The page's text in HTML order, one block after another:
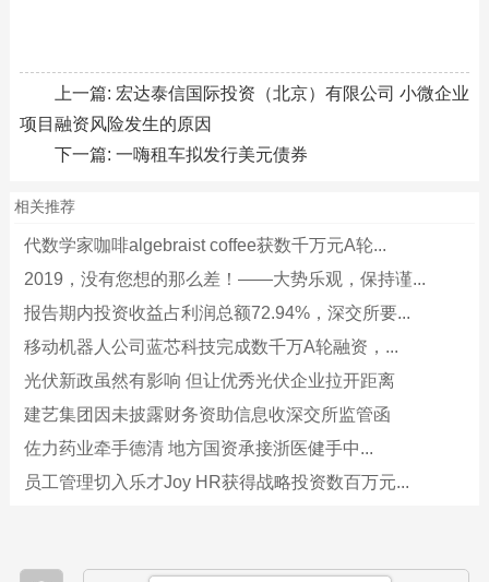
上一篇: 宏达泰信国际投资（北京）有限公司 小微企业
项目融资风险发生的原因
下一篇: 一嗨租车拟发行美元债券
相关推荐
代数学家咖啡algebraist coffee获数千万元A轮...
2019，没有您想的那么差！——大势乐观，保持谨...
报告期内投资收益占利润总额72.94%，深交所要...
移动机器人公司蓝芯科技完成数千万A轮融资，...
光伏新政虽然有影响 但让优秀光伏企业拉开距离
建艺集团因未披露财务资助信息收深交所监管函
佐力药业牵手德清 地方国资承接浙医健手中...
员工管理切入乐才Joy HR获得战略投资数百万元...